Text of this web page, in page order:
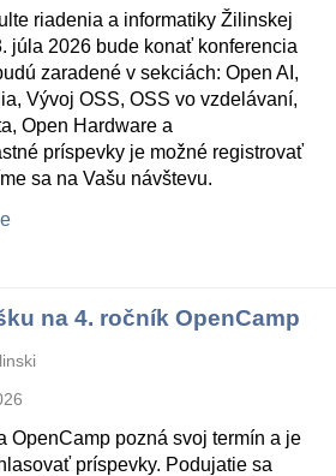
riadenia a informatiky Žilinskej
júla 2026 bude konať konferencia
zaradené v sekciách: Open AI,
Vývoj OSS, OSS vo vzdelávaní,
Open Hardware a
príspevky je možné registrovať
sa na Vašu návštevu.
na 4. ročník OpenCamp
OpenCamp pozná svoj termín a je
príspevky. Podujatie sa